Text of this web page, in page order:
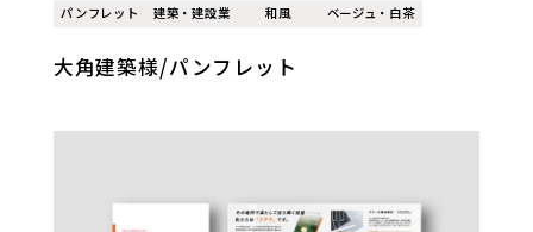
パンフレット 建築・建設業 和風 ベージュ・白茶
大角建築様/パンフレット